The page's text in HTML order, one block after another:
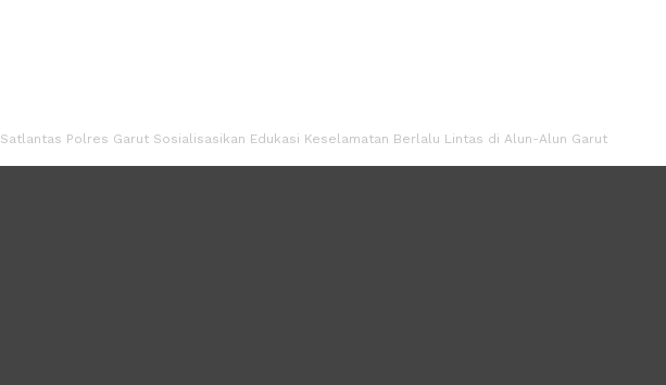
Satlantas Polres Garut Sosialisasikan Edukasi Keselamatan Berlalu Lintas di Alun-Alun Garut